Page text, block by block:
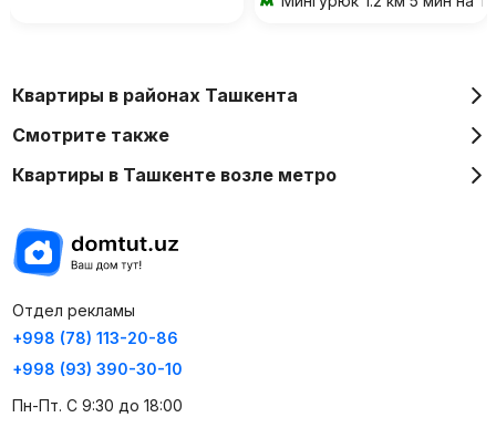
Квартиры в районах Ташкента
Смотрите также
Квартиры в Ташкенте возле метро
Отдел рекламы
+998 (78) 113-20-86
+998 (93) 390-30-10
Пн-Пт. С 9:30 до 18:00